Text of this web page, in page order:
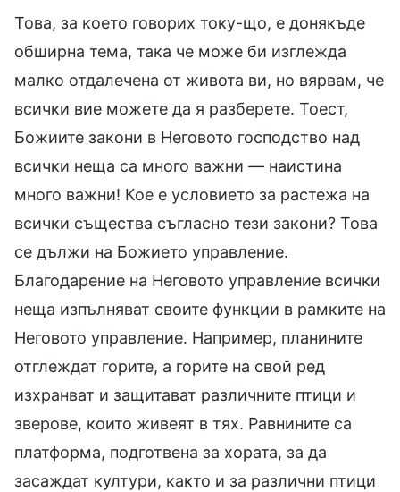
Това, за което говорих току-що, е донякъде
обширна тема, така че може би изглежда
малко отдалечена от живота ви, но вярвам, че
всички вие можете да я разберете. Тоест,
Божиите закони в Неговото господство над
всички неща са много важни — наистина
много важни! Кое е условието за растежа на
всички същества съгласно тези закони? Това
се дължи на Божието управление.
Благодарение на Неговото управление всички
неща изпълняват своите функции в рамките на
Неговото управление. Например, планините
отглеждат горите, а горите на свой ред
изхранват и защитават различните птици и
зверове, които живеят в тях. Равнините са
платформа, подготвена за хората, за да
засаждат култури, както и за различни птици